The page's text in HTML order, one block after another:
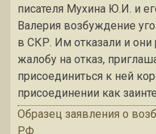
писателя Мухина Ю.И. и
Валерия возбуждение
в СКР. Им отказали и они
жалобу на отказ,
присоединиться к ней
присоединении как
Образец заявления о
РФ